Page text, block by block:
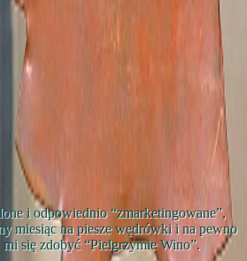
i odpowiednio “zmarketingowane”,
miesiąc na piesze wędrówki i na pewno
się zdobyć “Pielgrzymie Wino”.